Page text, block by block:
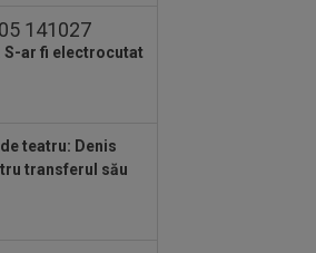
l-a
de la
S-ar fi electrocutat
teatru: Denis
transferul său